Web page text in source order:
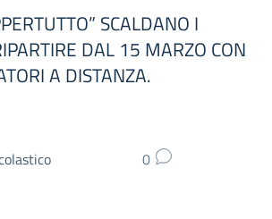
SCALDANO I
DAL 15 MARZO CON
A DISTANZA.
0